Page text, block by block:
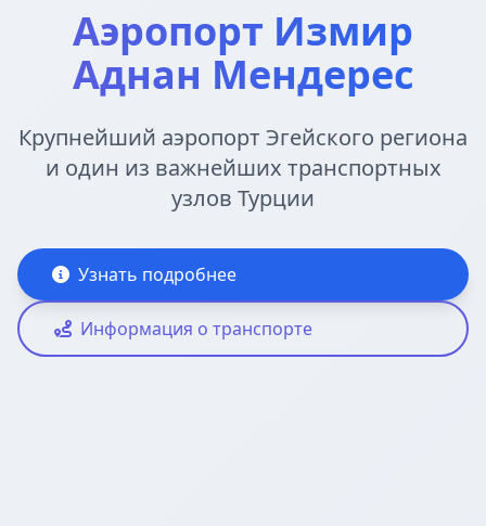
Аэропорт Измир
Аднан Мендерес
Крупнейший аэропорт Эгейского региона
и один из важнейших транспортных
узлов Турции
Узнать подробнее
Информация о транспорте